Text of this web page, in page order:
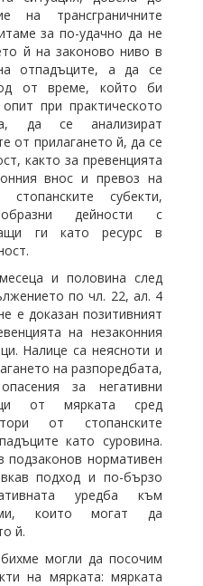
на трансграничните
за по-удачно да не
й на законово ниво в
отпадъците, а да се
от време, който би
при практическото
да се анализират
от прилагането й, да се
както за превенцията
внос и превоз на
субекти,
дейности с
ги като ресурс в
и половина след
по чл. 22, ал. 4
е доказан позитивният
на незаконния
Налице са неясноти и
на разпоредбата,
за негативни
от мярката сред
от стопанските
като суровина.
нормативен
подход и по-бързо
уредба към
които могат да
й.
могли да посочим
на мярката: мярката